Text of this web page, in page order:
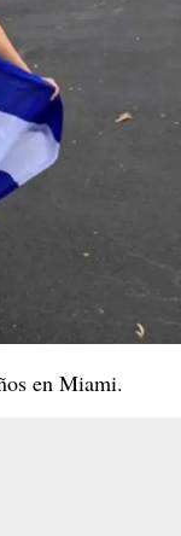
en Miami.